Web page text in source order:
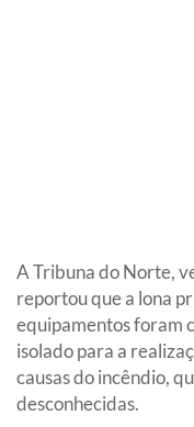
A Tribuna do Norte,
reportou que a lona
equipamentos foram
isolado para a
causas do incêndio,
desconhecidas.